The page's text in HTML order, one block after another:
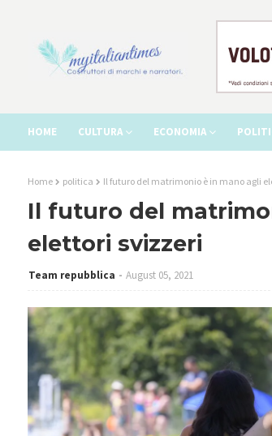
HOME CULTURA ECONOMIA
Home politica Il futuro del matrimonio è in mano agli
Il futuro del
elettori svizzeri
Team repubblica August 05, 2021